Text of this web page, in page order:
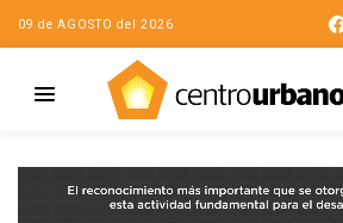
09 de AGOSTO del 2026